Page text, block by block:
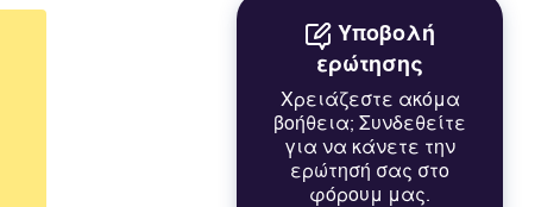
Υποβολή
ερώτησης
Χρειάζεστε ακόμα
βοήθεια; Συνδεθείτε
για να κάνετε την
ερώτησή σας στο
φόρουμ μας.